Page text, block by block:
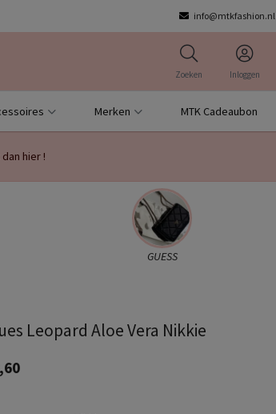
info@mtkfashion.nl
Zoeken Inloggen
Merken MTK Cadeaubon
hier !
GUESS
Leopard Aloe Vera Nikkie